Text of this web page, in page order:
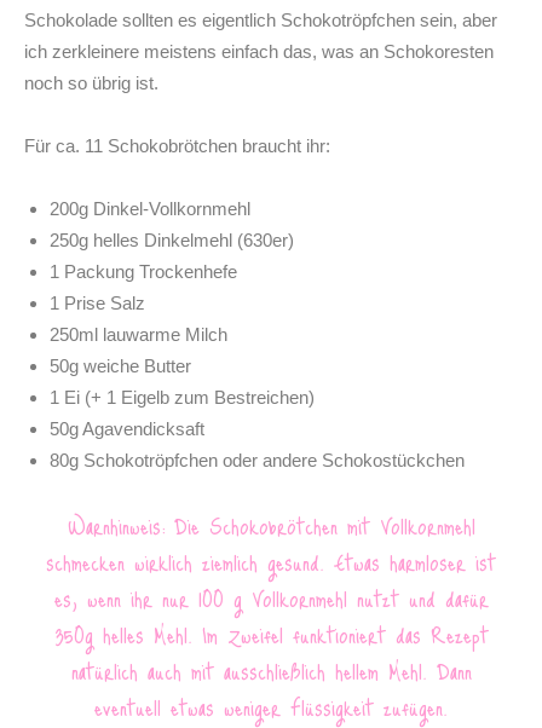
Schokolade sollten es eigentlich Schokotröpfchen sein, aber
ich zerkleinere meistens einfach das, was an Schokoresten
noch so übrig ist.
Für ca. 11 Schokobrötchen braucht ihr:
200g Dinkel-Vollkornmehl
250g helles Dinkelmehl (630er)
1 Packung Trockenhefe
1 Prise Salz
250ml lauwarme Milch
50g weiche Butter
1 Ei (+ 1 Eigelb zum Bestreichen)
50g Agavendicksaft
80g Schokotröpfchen oder andere Schokostückchen
Warnhinweis: Die Schokobrötchen mit Vollkornmehl
schmecken wirklich ziemlich gesund. Etwas harmloser ist
es, wenn ihr nur 100 g Vollkornmehl nutzt und dafür
350g helles Mehl. Im Zweifel funktioniert das Rezept
natürlich auch mit ausschließlich hellem Mehl. Dann
eventuell etwas weniger Flüssigkeit zufügen.